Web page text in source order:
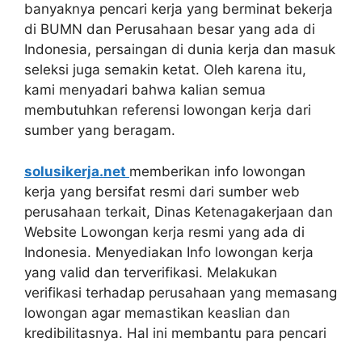
banyaknya pencari kerja yang berminat bekerja
di BUMN dan Perusahaan besar yang ada di
Indonesia, persaingan di dunia kerja dan masuk
seleksi juga semakin ketat. Oleh karena itu,
kami menyadari bahwa kalian semua
membutuhkan referensi lowongan kerja dari
sumber yang beragam.
solusikerja.net memberikan info lowongan
kerja yang bersifat resmi dari sumber web
perusahaan terkait, Dinas Ketenagakerjaan dan
Website Lowongan kerja resmi yang ada di
Indonesia. Menyediakan Info lowongan kerja
yang valid dan terverifikasi. Melakukan
verifikasi terhadap perusahaan yang memasang
lowongan agar memastikan keaslian dan
kredibilitasnya. Hal ini membantu para pencari